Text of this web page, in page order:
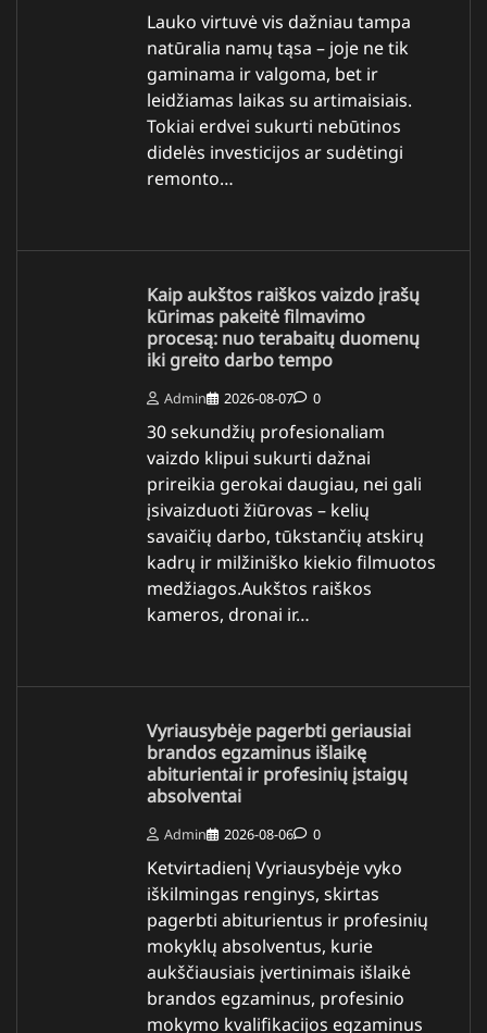
Lauko virtuvė vis dažniau tampa
natūralia namų tąsa – joje ne tik
gaminama ir valgoma, bet ir
leidžiamas laikas su artimaisiais.
Tokiai erdvei sukurti nebūtinos
didelės investicijos ar sudėtingi
remonto…
Kaip aukštos raiškos vaizdo įrašų
kūrimas pakeitė filmavimo
procesą: nuo terabaitų duomenų
iki greito darbo tempo
Admin 2026-08-07 0
30 sekundžių profesionaliam
vaizdo klipui sukurti dažnai
prireikia gerokai daugiau, nei gali
įsivaizduoti žiūrovas – kelių
savaičių darbo, tūkstančių atskirų
kadrų ir milžiniško kiekio filmuotos
medžiagos.Aukštos raiškos
kameros, dronai ir…
Vyriausybėje pagerbti geriausiai
brandos egzaminus išlaikę
abiturientai ir profesinių įstaigų
absolventai
Admin 2026-08-06 0
Ketvirtadienį Vyriausybėje vyko
iškilmingas renginys, skirtas
pagerbti abiturientus ir profesinių
mokyklų absolventus, kurie
aukščiausiais įvertinimais išlaikė
brandos egzaminus, profesinio
mokymo kvalifikacijos egzaminus